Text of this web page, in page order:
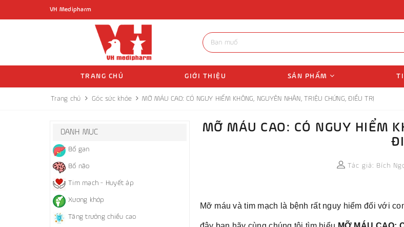
VH Medipharm
TRANG CHỦ GIỚI THIỆU SẢN PHẨM
Trang chủ Góc sức khỏe MỠ MÁU CAO: CÓ NGUY HIỂM KHÔNG, NGUYÊN NHÂN, TRIỆU CHỨNG, ĐIỀU TRỊ
MỠ MÁU CAO: CÓ NGUY HIỂM
Tác giả: Bích
Mỡ máu và tim mạch là bệnh rất nguy hiểm đối với
DANH MỤC
Bổ gan
Bổ não
Tim mạch - Huyết áp
Xương khớp
Tăng trưởng chiều cao